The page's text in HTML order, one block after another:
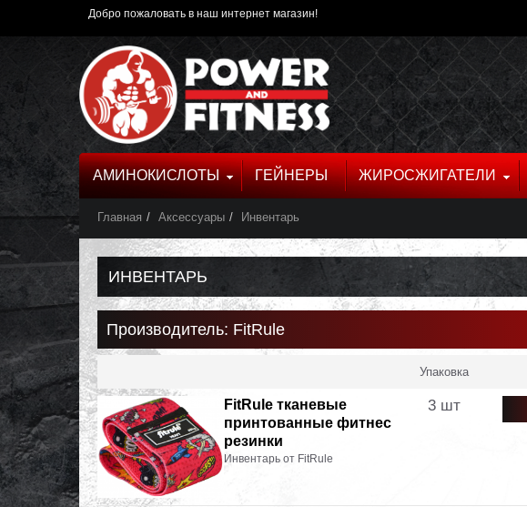
Добро пожаловать в наш интернет магазин!
АМИНОКИСЛОТЫ ГЕЙНЕРЫ ЖИРОСЖИГАТЕЛИ
Главная Аксессуары Инвентарь
ИНВЕНТАРЬ
Производитель: FitRule
Упаковка
FitRule тканевые
принтованные фитнес
резинки
Инвентарь от FitRule
3 шт